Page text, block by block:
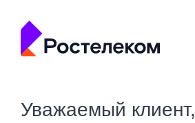
Уважаемый клиент,